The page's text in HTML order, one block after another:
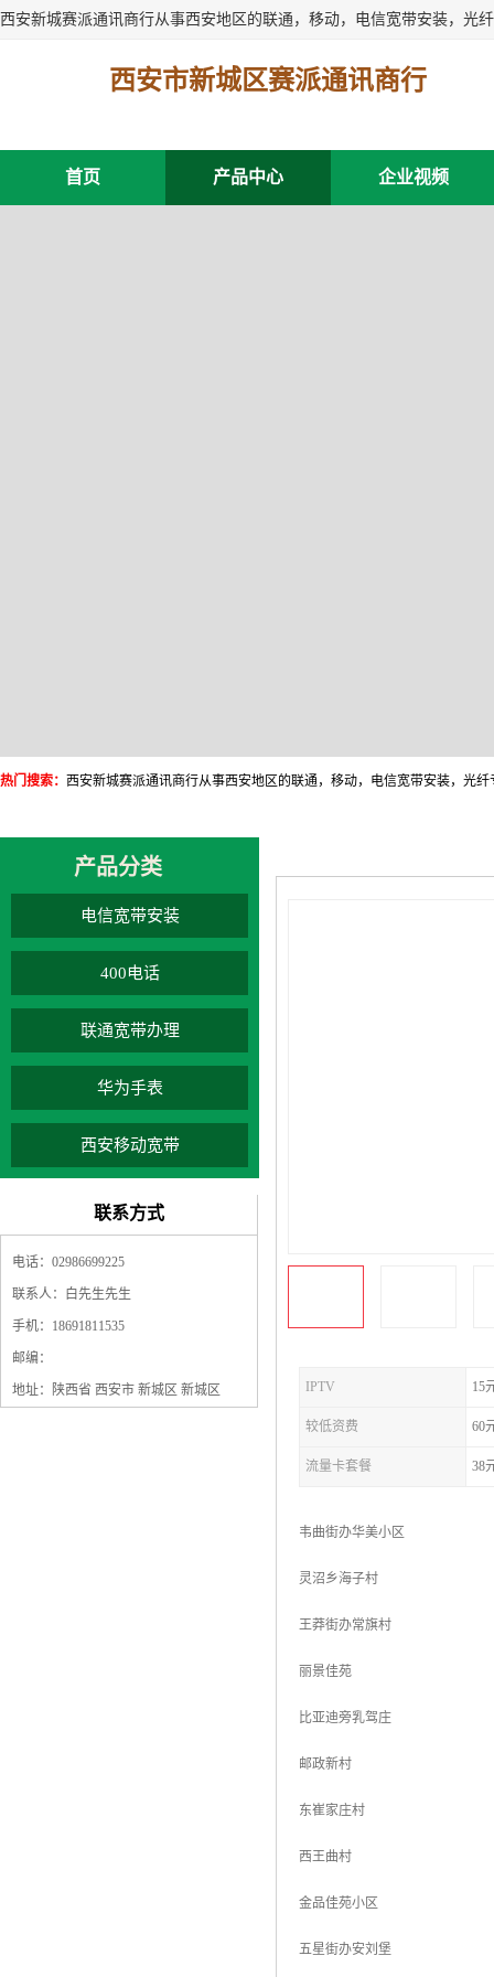
西安市新城区赛派通讯商行
首页 产品中心 企业视频
热门搜索：
产品分类
电信宽带安装
400电话
联通宽带办理
华为手表
西安移动宽带
联系方式
电话：02986699225
联系人：白先生先生
手机：18691811535
邮编：
地址：陕西省 西安市 新城区 新城区 IPTV 15
较低资费 60
流量卡套餐 38
韦曲街办华美小区
灵沼乡海子村
王莽街办常旗村
丽景佳苑
比亚迪旁乳驾庄
邮政新村
东崔家庄村
西王曲村
金品佳苑小区
五星街办安刘堡